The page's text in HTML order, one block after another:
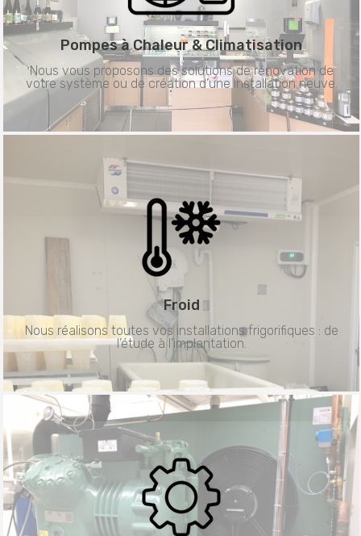
Pompes à Chaleur &Climatisation
Nous vous proposons des solutions de rénovation de
votre système ou de création d’une installation neuve.
Froid
Nous réalisons toutes vos installations frigorifiques : de
l’étude à l’implantation.